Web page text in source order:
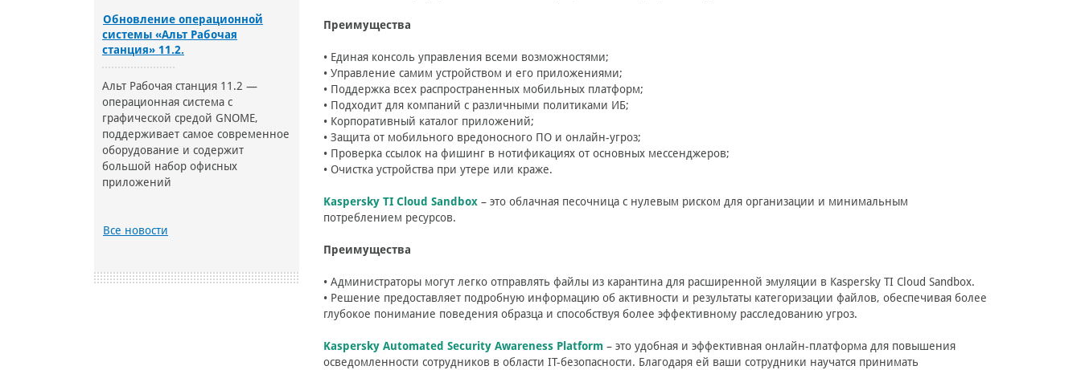
Обновление операционной
системы «Альт Рабочая
станция» 11.2.
Альт Рабочая станция 11.2 —
операционная система с
графической средой GNOME,
поддерживает самое современное
оборудование и содержит
большой набор офисных
приложений
Все новости
Преимущества
• Единая консоль управления всеми возможностями;
• Управление самим устройством и его приложениями;
• Поддержка всех распространенных мобильных платформ;
• Подходит для компаний с различными политиками ИБ;
• Корпоративный каталог приложений;
• Защита от мобильного вредоносного ПО и онлайн-угроз;
• Проверка ссылок на фишинг в нотификациях от основных мессенджеров;
• Очистка устройства при утере или краже.
Kaspersky TI Cloud Sandbox – это облачная песочница с нулевым риском для организации и минимальным
потреблением ресурсов.
Преимущества
• Администраторы могут легко отправлять файлы из карантина для расширенной эмуляции в Kaspersky TI Cloud Sandbox.
• Решение предоставляет подробную информацию об активности и результаты категоризации файлов, обеспечивая более
глубокое понимание поведения образца и способствуя более эффективному расследованию угроз.
Kaspersky Automated Security Awareness Platform – это удобная и эффективная онлайн-платформа для повышения
осведомленности сотрудников в области IT-безопасности. Благодаря ей ваши сотрудники научатся принимать